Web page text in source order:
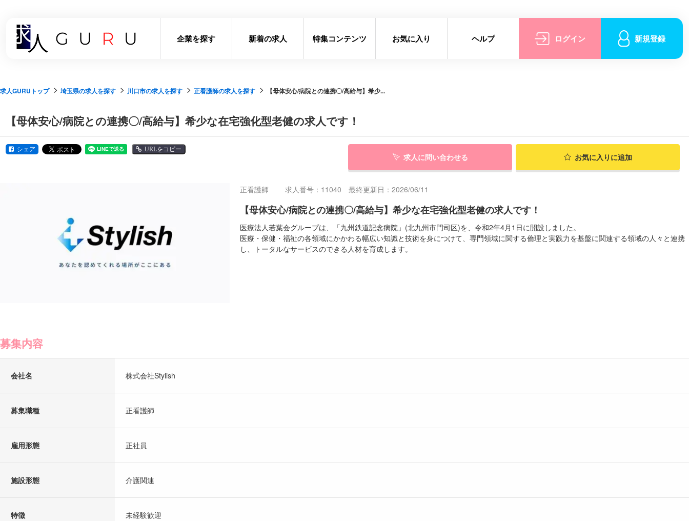
企業を探す 新着の求人 特集コンテンツ お気に入り ヘルプ ログイン 新規登録
求人GURUトップ 埼玉県の求人を探す 川口市の求人を探す 正看護師の求人を探す 【母体安心/病院との連携〇/高給与】希少...
【母体安心/病院との連携〇/高給与】希少な在宅強化型老健の求人です！
シェア URLをコピー
求人に問い合わせる お気に入りに追加
正看護師 求人番号：11040 最終更新日：2026/06/11
【母体安心/病院との連携〇/高給与】希少な在宅強化型老健の求人です！
医療法人若葉会グループは、「九州鉄道記念病院」(北九州市門司区)を、令和2年4月1日に開設しました。
医療・保健・福祉の各領域にかかわる幅広い知識と技術を身につけて、専門領域に関する倫理と実践力を基盤に関連する領域の人々と連携
し、トータルなサービスのできる人材を育成します。
募集内容
会社名 株式会社Stylish
募集職種 正看護師
雇用形態 正社員
施設形態 介護関連
特徴 未経験歓迎